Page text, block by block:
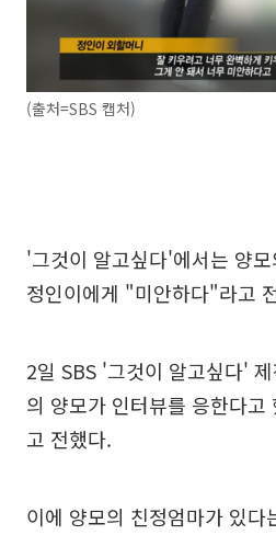
(출처=SBS 캡처)
'그것이 알고싶다'에서는 양
정인이에게 "미안하다"라고
2일 SBS '그것이 알고싶다'
의 양모가 인터뷰를 응한다고
고 전했다.
이에 양모의 친정엄마가 있다